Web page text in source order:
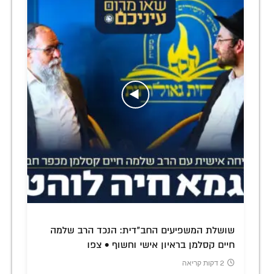
שושלת המשפיעים החב"דית: הנכד הרב שלמה
חיים קסלמן בראיון אישי וחשוף • צפו
2 דקות קריאה